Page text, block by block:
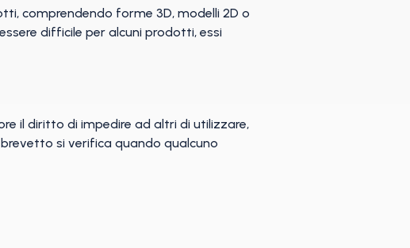
comprendendo forme 3D, modelli 2D o
difficile per alcuni prodotti, essi
il diritto di impedire ad altri di utilizzare,
si verifica quando qualcuno